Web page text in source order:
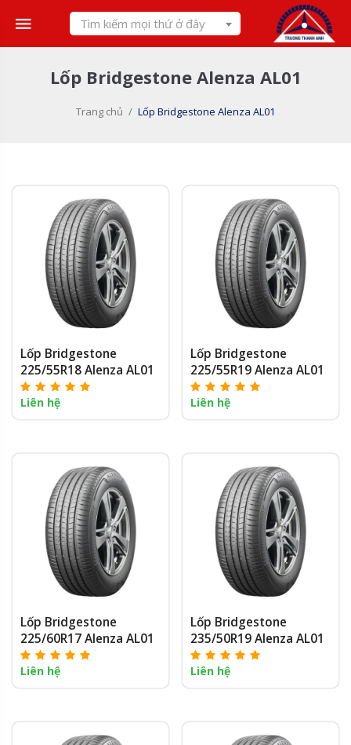
content
Tìm kiếm mọi thứ ở đây
Lốp Bridgestone Alenza AL01
Trang chủ / Lốp Bridgestone Alenza AL01
Lốp Bridgestone
225/55R18 Alenza AL01
Liên hệ
Lốp Bridgestone
225/55R19 Alenza AL01
Liên hệ
Lốp Bridgestone
225/60R17 Alenza AL01
Liên hệ
Lốp Bridgestone
235/50R19 Alenza AL01
Liên hệ